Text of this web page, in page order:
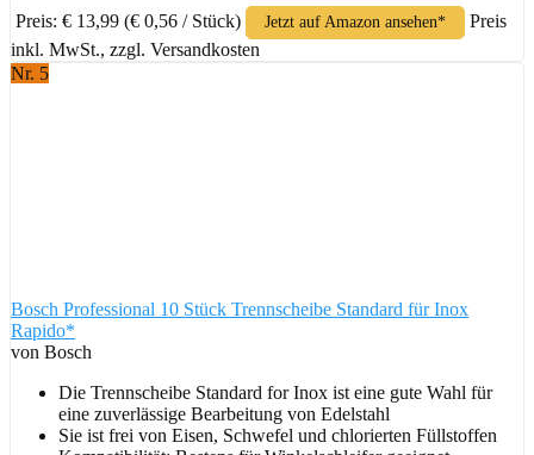
Preis: € 13,99 (€ 0,56 / Stück) Jetzt auf Amazon ansehen*
Preis
inkl. MwSt., zzgl. Versandkosten
Nr. 5
Bosch Professional 10 Stück Trennscheibe Standard für Inox
Rapido*
von Bosch
Die Trennscheibe Standard for Inox ist eine gute Wahl für
eine zuverlässige Bearbeitung von Edelstahl
Sie ist frei von Eisen, Schwefel und chlorierten Füllstoffen